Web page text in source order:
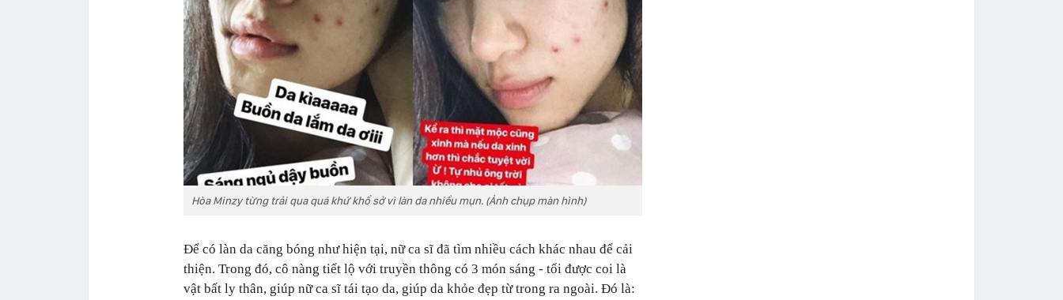
Hòa Minzy từng trải qua quá khứ khổ sở vì làn da nhiều mụn. (Ảnh chụp màn hình)
Để có làn da căng bóng như hiện tại, nữ ca sĩ đã tìm nhiều cách khác nhau để cải
thiện. Trong đó, cô nàng tiết lộ với truyền thông có 3 món sáng - tối được coi là
vật bất ly thân, giúp nữ ca sĩ tái tạo da, giúp da khỏe đẹp từ trong ra ngoài. Đó là: